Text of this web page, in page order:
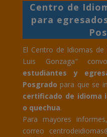
Centro de
para
El Centro de Idiomas de
Luis Gonzaga"
estudiantes y
Posgrado para que se
certificado de idioma
o quechua.
Para mayores
correo